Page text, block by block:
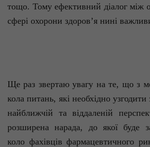
тощо. Тому ефективний діалог між
сфері охорони здоров’я нині
Ще раз звертаю увагу на те, що з
кола питань, які необхідно
найближчій та віддаленій
розширена нарада, до якої буде
коло фахівців фармацевтичного